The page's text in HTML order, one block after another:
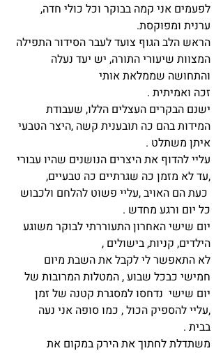
לפעמים אני קמה בבוקר וכל כולי חדה,
ערנית ומפוקסת.
הראש הלב הגוף צועד לעבר הסידור התפילה
המצוות שיעורי התורה, יש יעד נעלה
והתחושה שממלאת אותי
זכה ואמיתית .
ישנם הבקרים העצלים הללו, שעבודת
המידות בהם כה תובענית קשה ,היצר הטבעי
איתן משתלט .
עליי להדוף את היצרים הנושנים שהיו עבורי
,עד לא מזמן כה שגרתיים כה טבעיים,
כעת הם האויב ,עליי פשוט להלחם ולכבוש
כל יום ורגע מחדש .
יום שישי האחרון התעוררתי לבוקר משוגע
הילדים, קניות, בישולים ,
לא התאפשר לי לקבל את השבת מיום
חמישי כבכל שבוע , המטלות המרובות של
יום שישי  נדחסו למסגרת קטנה של זמן
,עליי להספיק הכול , כמו סופה אני נעה
בבית .
משתדלת לחתוך את הירק במקום את